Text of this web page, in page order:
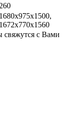
260
1680x975x1500,
1672x770x1560
свяжутся с Вами